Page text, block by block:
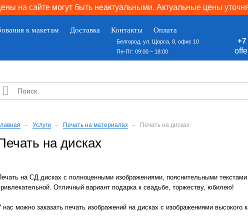
на сайте могут быть неактуальными. Актуальные цены
к макетам Доставка Контакты Оплата
Белгород, ул. Щорса, 8, офис 10
Пн-Пт: 09:00 – 18:00
+7

Услуги Печать на материалах Печать на дисках
на дисках
на СД дисках с полноценными изображениями, пояснительными
Отличный вариант подарка к свадьбе, торжеству, юбилею!
нас можно заказать печать изображений на дисках с изображениями высокого